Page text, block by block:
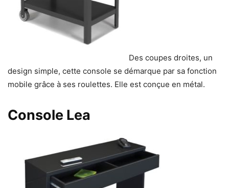
Des coupes droites, un
design simple, cette console se démarque par sa fonction
mobile grâce à ses roulettes. Elle est conçue en métal.
Console Lea